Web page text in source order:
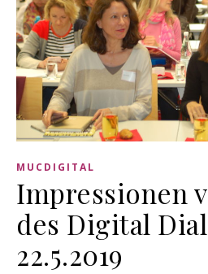
MUCDIGITAL
Impressionen
des Digital
22.5.2019